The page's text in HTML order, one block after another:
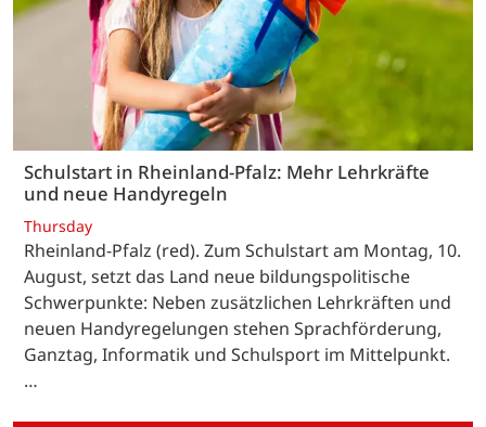
Schulstart in Rheinland-Pfalz: Mehr Lehrkräfte
und neue Handyregeln
Thursday
Rheinland-Pfalz (red). Zum Schulstart am Montag, 10.
August, setzt das Land neue bildungspolitische
Schwerpunkte: Neben zusätzlichen Lehrkräften und
neuen Handyregelungen stehen Sprachförderung,
Ganztag, Informatik und Schulsport im Mittelpunkt.
…